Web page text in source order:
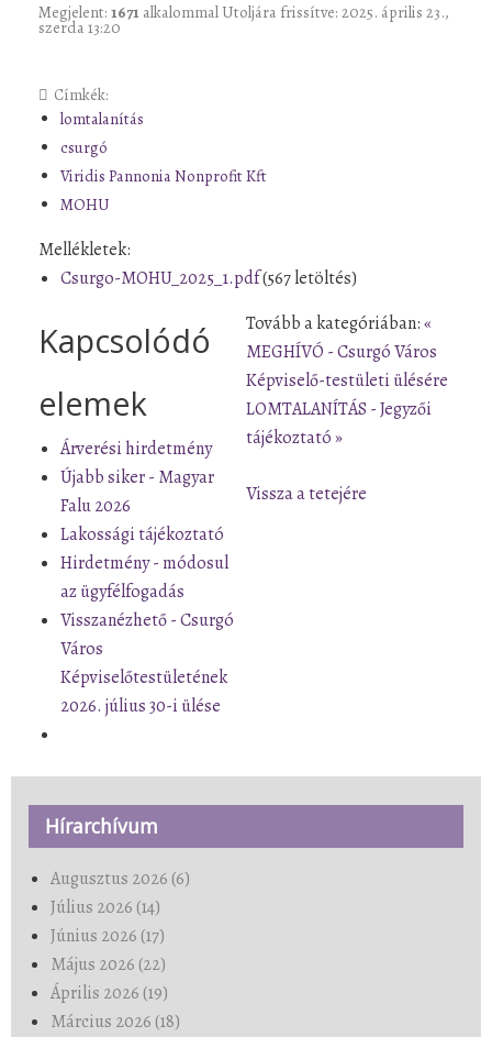
Megjelent: 1671 alkalommal Utoljára frissítve: 2025. április 23.,
szerda 13:20
Címkék:
lomtalanítás
csurgó
Viridis Pannonia Nonprofit Kft
MOHU
Mellékletek:
Csurgo-MOHU_2025_1.pdf(567 letöltés)
Kapcsolódó
elemek
Árverési hirdetmény
Újabb siker - Magyar
Falu 2026
Lakossági tájékoztató
Hirdetmény - módosul
az ügyfélfogadás
Visszanézhető - Csurgó
Város
Képviselőtestületének
2026. július 30-i ülése
Tovább a kategóriában:«
MEGHÍVÓ - Csurgó Város
Képviselő-testületi ülésére
LOMTALANÍTÁS - Jegyzői
tájékoztató »
Vissza a tetejére
Hírarchívum
Augusztus 2026 (6)
Július 2026 (14)
Június 2026 (17)
Május 2026 (22)
Április 2026 (19)
Március 2026 (18)